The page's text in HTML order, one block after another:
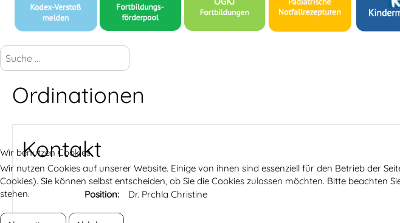
suchen...
Ordinationen
Kontakt
Position: Dr. Prchla Christine
Wir benutzen Cookies
Wir nutzen Cookies auf unserer Website. Einige von ihnen sind essenziell für den Betrieb der
Cookies). Sie können selbst entscheiden, ob Sie die Cookies zulassen möchten. Bitte
stehen.